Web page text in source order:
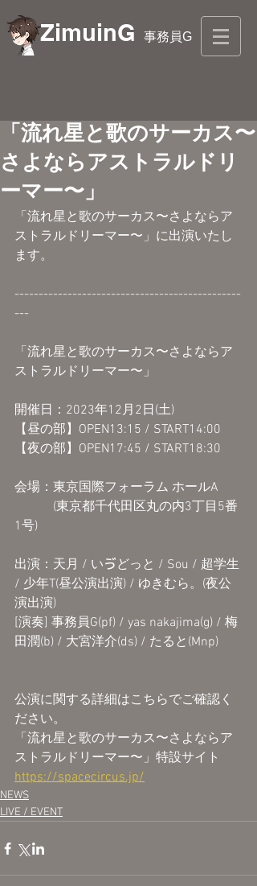
ZimuinG 事務員G
「流れ星と歌のサーカス〜
さよならアストラルドリ
ーマー〜」
「流れ星と歌のサーカス〜さよならア
ストラルドリーマー〜」に出演いたし
ます。
-----------------------------------------------
---
「流れ星と歌のサーカス〜さよならア
ストラルドリーマー〜」
開催日：2023年12月2日(土)
【昼の部】OPEN13:15 / START14:00
【夜の部】OPEN17:45 / START18:30
会場：東京国際フォーラム ホールA
(東京都千代田区丸の内3丁目5番
1号)
出演：天月 / いゔどっと / Sou / 超学生
/ 少年T(昼公演出演) / ゆきむら。(夜公
演出演)
[演奏] 事務員G(pf) / yas nakajima(g) / 梅
田潤(b) / 大宮洋介(ds) / たると(Mnp)
公演に関する詳細はこちらでご確認く
ださい。
「流れ星と歌のサーカス〜さよならア
ストラルドリーマー〜」特設サイト
https://spacecircus.jp/
NEWS
LIVE / EVENT